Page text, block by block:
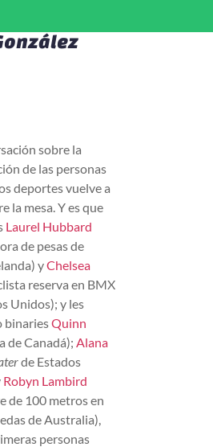
sobre la
de las personas
deportes vuelve a
la mesa. Y es que
Laurel Hubbard
de pesas de
yChelsea
reserva en BMX
Unidos); y les
binariesQuinn
de Canadá); Alana
de Estados
Robyn Lambird
de 100 metros en
de Australia),
personas